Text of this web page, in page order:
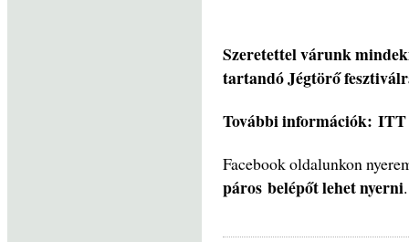
Szeretettel várunk
tartandó Jégtörő
További információk: ITT
Facebook oldalunkon
páros belépőt lehet nyerni